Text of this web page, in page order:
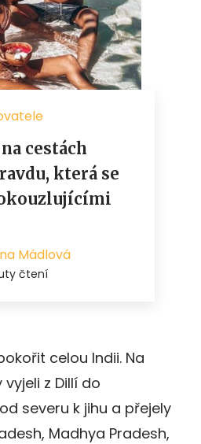
celou Indii. Na
z Dillí do
severu k jihu a přejely
Madhya Pradesh,